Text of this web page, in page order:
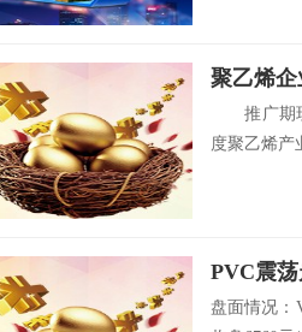
聚乙烯
推广期现
度聚乙烯产
PVC震
盘面情况：